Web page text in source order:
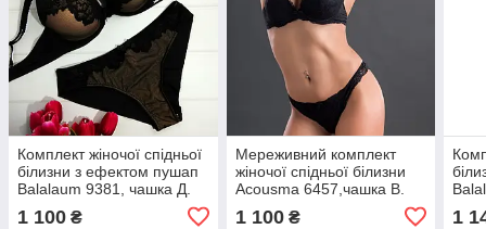
Комплект жіночої спідньої
білизни з ефектом пушап
Balalaum 9381, чашка Д.
1 100 ₴
Мереживний комплект
жіночої спідньої білизни
Acousma 6457,чашка В.
1 100₴ 1